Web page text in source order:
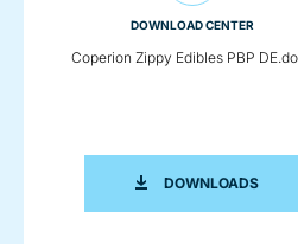
DOWNLOAD CENTER
Coperion Zippy Edibles PBP
DOWNLOADS